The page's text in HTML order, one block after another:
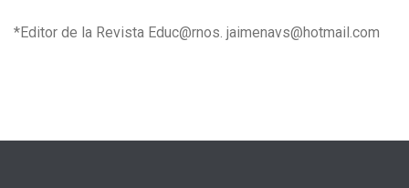
*Editor de la Revista Educ@rnos. jaimenavs@hotmail.com